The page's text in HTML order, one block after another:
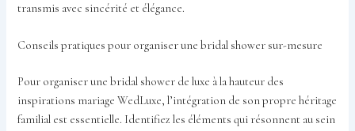
transmis avec sincérité et élégance.
Conseils pratiques pour organiser une bridal shower sur-mesure
Pour organiser une bridal shower de luxe à la hauteur des
inspirations mariage WedLuxe, l’intégration de son propre héritage
familial est essentielle. Identifiez les éléments qui résonnent au sein